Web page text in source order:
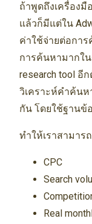
ถ้าพูดถึงเครื่องมื
แล้วก็มีแต่ใน
ค่าใช้จ่ายต่อการ
การค้นหามากใ
research tool อี
วิเคราะห์คำค้นห
กัน โดยใช้ฐานข้
ทำให้เราสามาร
CPC
Search
Real